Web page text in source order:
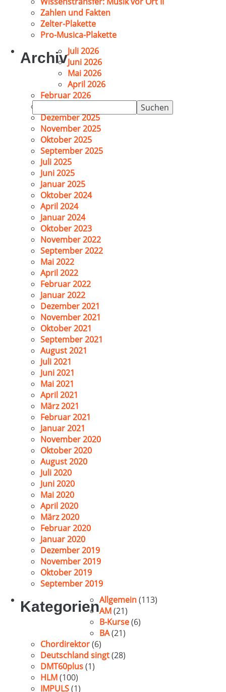
Suchen
nach:
Zahlen und Fakten
Zelter-Plakette
Pro-Musica-Plakette
ArchivJuli 2026
Juni 2026
Mai 2026
April 2026
Februar 2026
Dezember 2025
November 2025
Oktober 2025
September 2025
Juli 2025
Juni 2025
Januar 2025
Oktober 2024
April 2024
Januar 2024
Oktober 2023
November 2022
September 2022
Mai 2022
April 2022
Februar 2022
Januar 2022
Dezember 2021
November 2021
Oktober 2021
September 2021
August 2021
Juli 2021
Juni 2021
Mai 2021
April 2021
März 2021
Februar 2021
Januar 2021
November 2020
Oktober 2020
August 2020
Juli 2020
Juni 2020
Mai 2020
April 2020
März 2020
Februar 2020
Januar 2020
Dezember 2019
November 2019
Oktober 2019
September 2019
KategorienAllgemein(113)
AM(21)
B-Kurse(6)
BA(21)
Chordirektor(6)
Deutschland singt(28)
DMT60plus(1)
HLM(100)
IMPULS(1)